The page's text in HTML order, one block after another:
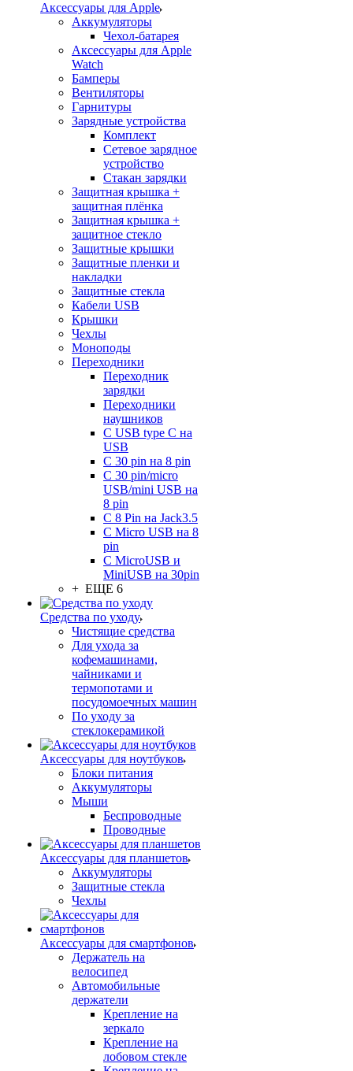
Аксессуары для Apple
Аккумуляторы
Чехол-батарея
Аксессуары для Apple
Watch
Бамперы
Вентиляторы
Гарнитуры
Зарядные устройства
Комплект
Сетевое зарядное
устройство
Стакан зарядки
Защитная крышка +
защитная плёнка
Защитная крышка +
защитное стекло
Защитные крышки
Защитные пленки и
накладки
Защитные стекла
Кабели USB
Крышки
Чехлы
Моноподы
Переходники
Переходник
зарядки
Переходники
наушников
С USB type C на
USB
С 30 pin на 8 pin
С 30 pin/micro
USB/mini USB на
8 pin
С 8 Pin на Jack3.5
С Micro USB на 8
pin
С MicroUSB и
MiniUSB на 30pin
+ ЕЩЕ 6
Средства по уходу
Чистящие средства
Для ухода за
кофемашинами,
чайниками и
термопотами и
посудомоечных машин
По уходу за
стеклокерамикой
Аксессуары для ноутбуков
Блоки питания
Аккумуляторы
Мыши
Беспроводные
Проводные
Аксессуары для планшетов
Аккумуляторы
Защитные стекла
Чехлы
Аксессуары для смартфонов
Держатель на
велосипед
Автомобильные
держатели
Крепление на
зеркало
Крепление на
лобовом стекле